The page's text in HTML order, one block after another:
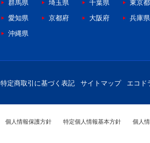
群馬県 埼玉県 千葉県 東京都
愛知県 京都府 大阪府 兵庫県
沖縄県
特定商取引に基づく表記 サイトマップ エコド
個人情報保護方針 特定個人情報基本方針 個人